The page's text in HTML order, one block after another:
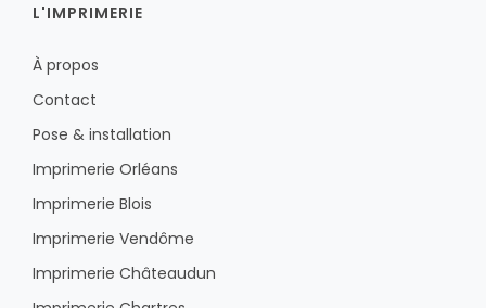
L'IMPRIMERIE
À propos
Contact
Pose & installation
Imprimerie Orléans
Imprimerie Blois
Imprimerie Vendôme
Imprimerie Châteaudun